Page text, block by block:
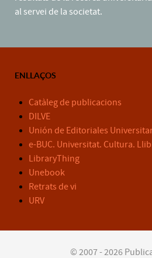
al servei de la societat.
ENLLAÇOS
Catàleg de publicacions
DILVE
Unión de Editoriales
e-BUC. Universitat. Cultura.
LibraryThing
Unebook
Retrats de vi
URV
© 2007 - 2026